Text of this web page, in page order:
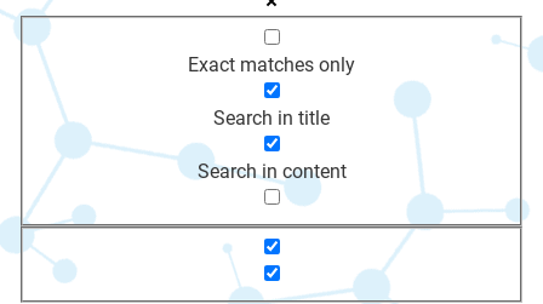
Exact matches only
Search in title
Search in content